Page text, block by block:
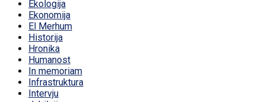
Ekologija
Ekonomija
El Merhum
Historija
Hronika
Humanost
In memoriam
Infrastruktura
Intervju